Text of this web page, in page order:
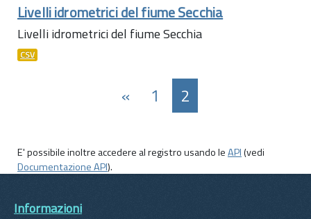
Livelli idrometrici del fiume Secchia
Livelli idrometrici del fiume Secchia
CSV
« 1 2
E' possibile inoltre accedere al registro usando leAPI(vedi
Documentazione API).
Informazioni